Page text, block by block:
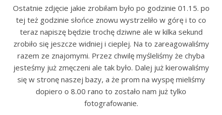
Ostatnie zdjęcie jakie zrobiłam było po godzinie 01.15. po
tej też godzinie słońce znowu wystrzeliło w górę i to co
teraz napiszę będzie trochę dziwne ale w kilka sekund
zrobiło się jeszcze widniej i cieplej. Na to zareagowaliśmy
razem ze znajomymi. Przez chwilę myśleliśmy że chyba
jesteśmy już zmęczeni ale tak było. Dalej już kierowaliśmy
się w stronę naszej bazy, a że prom na wyspę mieliśmy
dopiero o 8.00 rano to zostało nam już tylko
fotografowanie.